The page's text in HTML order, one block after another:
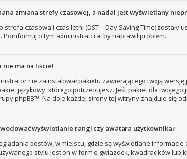
zmiana strefy czasowej, a nadal jest wyświetlany
strefa czasowa i czas letni (DST – Day Saving Time)
Poinformuj o tym administratora, by naprawił problem.
nie ma na liście!
nie zainstalował pakietu zawierającego twoją
językowy, którego potrzebujesz. Jeśli pakiet dla
phpBB™. Na dole każdej strony tej witryny znajduje się
wyświetlanie rangi czy awatara użytkownika?
postów, w miejscu, gdzie są wyświetlane
stylu jest on w formie gwiazdek, kwadracików